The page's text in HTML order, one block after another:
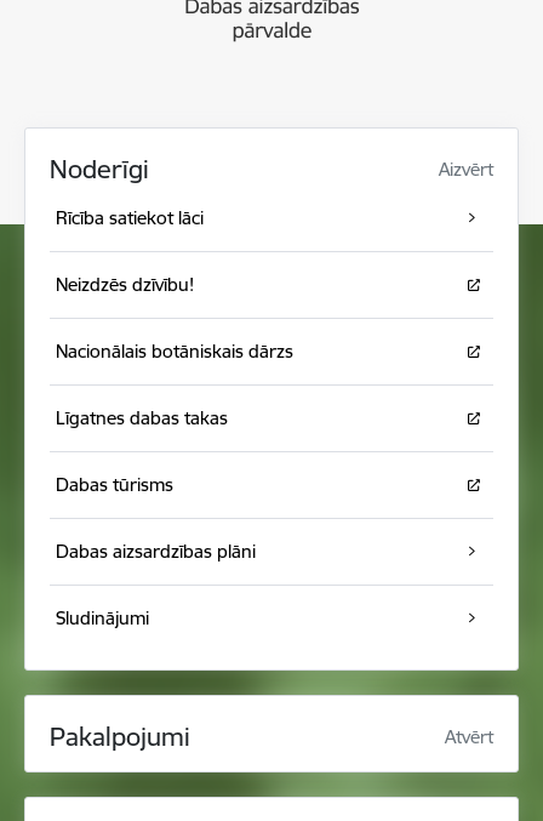
Noderīgi Aizvērt
Rīcība satiekot lāci
Neizdzēs dzīvību!
Nacionālais botāniskais dārzs
Līgatnes dabas takas
Dabas tūrisms
Dabas aizsardzības plāni
Sludinājumi
Pakalpojumi Atvērt